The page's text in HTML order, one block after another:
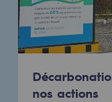
nos actions